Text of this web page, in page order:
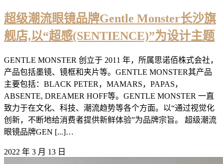
超级潮流眼镜品牌Gentle Monster长沙旗
舰店,以“超感(SENTIENCE)”为设计主题
GENTLE MONSTER 创立于 2011 年，所属思诺佰株式会社，
产品包括墨镜、镜框和夹片等。GENTLE MONSTER其产品
主要包括：BLACK PETER，MAMARS，PAPAS，
ABSENTE, DREAMER HOFF等。GENTLE MONSTER 一直
致力于在文化、科技、潮流趋势等各个方面。以“通过视觉化
创新，不断地给消费者提供新鲜体验”为品牌宗旨。 超级潮流
眼镜品牌GEN [...]…
2022 年 3 月 13 日